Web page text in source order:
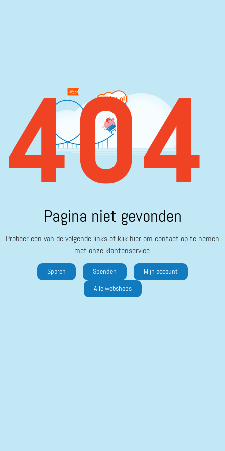
404
Pagina niet gevonden
Probeer een van de volgende links of klik hier om contact op te nemen
met onze klantenservice.
Sparen Spenden Mijn account
Alle webshops